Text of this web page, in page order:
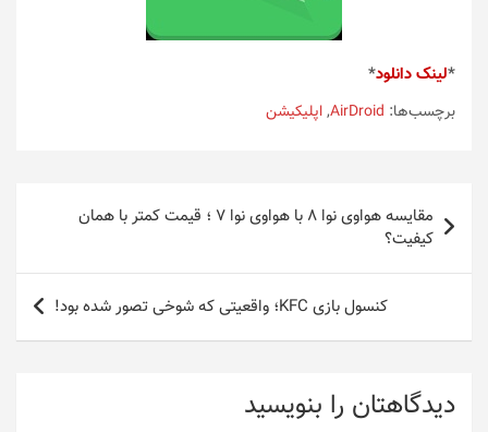
*لینک دانلود*
برچسب‌ها: AirDroid
,اپلیکیشن
راهبری
نوشته
مقایسه هواوی نوا ۸ با هواوی نوا ۷ ؛ قیمت کمتر با همان
کیفیت؟
کنسول بازی KFC؛ واقعیتی که شوخی تصور شده بود!
دیدگاهتان را بنویسید